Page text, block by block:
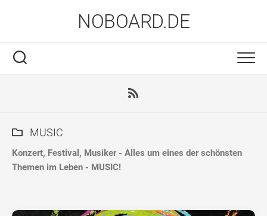
NOBOARD.DE
MUSIC
Konzert, Festival, Musiker - Alles um eines der schönsten
Themen im Leben - MUSIC!